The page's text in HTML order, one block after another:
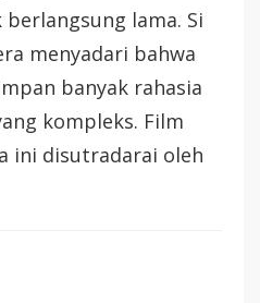
lama. Si
menyadari bahwa
banyak rahasia
kompleks. Film
ini disutradarai oleh